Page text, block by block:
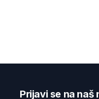
Prijavi se na naš